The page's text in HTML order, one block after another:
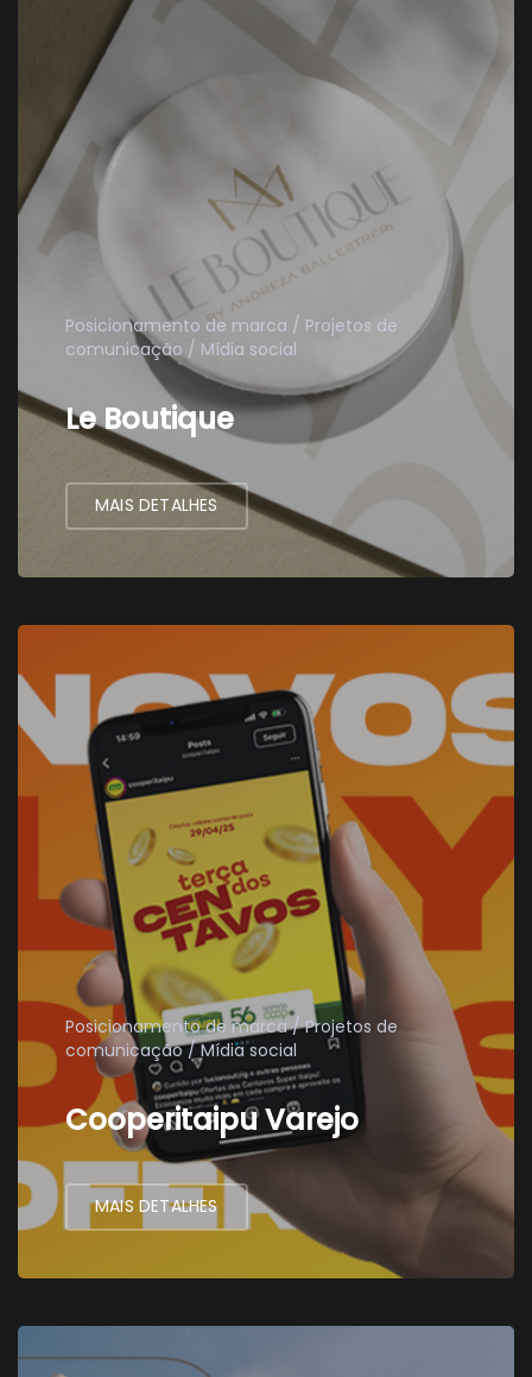
Posicionamento de marca
Projetos de
comunicação
Mídia social
Le Boutique
MAIS DETALHES
Posicionamento de marca Projetos de
comunicação Mídia social
Cooperitaipu Varejo
MAIS DETALHES